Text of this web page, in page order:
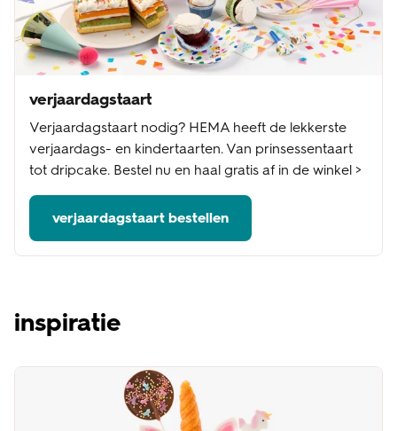
verjaardagstaart
Verjaardagstaart nodig? HEMA heeft de lekkerste
verjaardags- en kindertaarten. Van prinsessentaart
tot dripcake. Bestel nu en haal gratis af in de winkel >
verjaardagstaart bestellen
inspiratie